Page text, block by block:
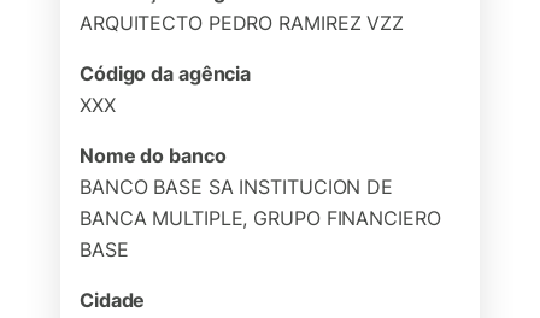
ARQUITECTO PEDRO RAMIREZ VZZ
Código da agência
XXX
Nome do banco
BANCO BASE SA INSTITUCION DE
BANCA MULTIPLE, GRUPO FINANCIERO
BASE
Cidade